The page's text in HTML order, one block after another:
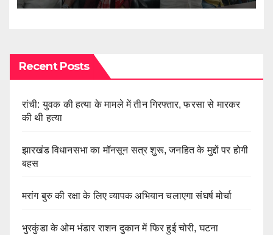
Recent Posts
रांची: युवक की हत्या के मामले में तीन गिरफ्तार, फरसा से मारकर
की थी हत्या
झारखंड विधानसभा का मॉनसून सत्र शुरू, जनहित के मुद्दों पर होगी
बहस
मरांग बुरु की रक्षा के लिए व्यापक अभियान चलाएगा संघर्ष मोर्चा
भुरकुंडा के ओम भंडार राशन दुकान में फिर हुई चोरी, घटना